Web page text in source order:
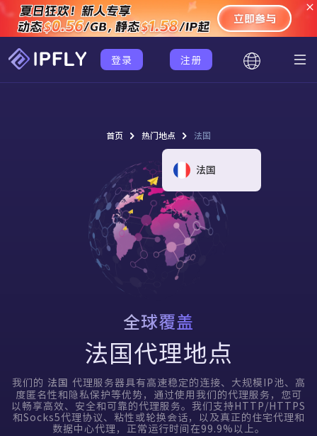
登录 注册
首页 热门地点 法国
法国
全球覆盖
法国代理地点
我们的 法国
代理服务器具有高速稳定的连接、大规模IP池、高
度匿名性和隐私保护等优势，通过使用我们的代理服务，您可
以畅享高效、安全和可靠的代理服务。我们支持HTTP/HTTPS
和Socks5代理协议、粘性或轮换会话，以及真正的住宅代理和
数据中心代理，正常运行时间在99.9%以上。